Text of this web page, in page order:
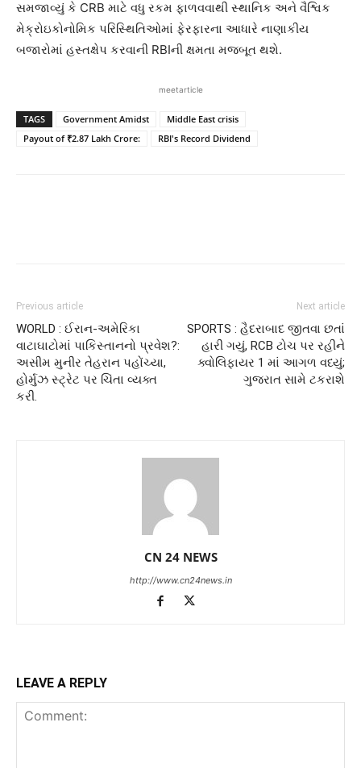
સમજાવ્યું કે CRB માટે વધુ રકમ ફાળવવાથી સ્થાનિક અને વૈશ્વિક
મેક્રોઇકોનોમિક પરિસ્થિતિઓમાં ફેરફારના આધારે નાણાકીય
બજારોમાં હસ્તક્ષેપ કરવાની RBIની ક્ષમતા મજબૂત થશે.
meetarticle
TAGS Government Amidst
Middle East crisis
Payout of ₹2.87 Lakh Crore:
RBI's Record Dividend
Previous article
WORLD : ઈરાન-અમેરિકા
વાટાઘાટોમાં પાકિસ્તાનનો પ્રવેશ?:
અસીમ મુનીર તેહરાન પહોંચ્યા,
હોર્મુઝ સ્ટ્રેટ પર ચિંતા વ્યક્ત
કરી.
Next article
SPORTS : હૈદરાબાદ જીતવા છતાં
હારી ગયું, RCB ટોચ પર રહીને
ક્વોલિફાયર 1 માં આગળ વધ્યું;
ગુજરાત સામે ટકરાશે
CN 24 NEWS
http://www.cn24news.in
LEAVE A REPLY